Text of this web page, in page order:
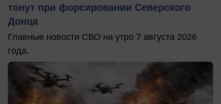
тонут при форсировании Северского
Донца
Главные новости СВО на утро 7 августа 2026
года.